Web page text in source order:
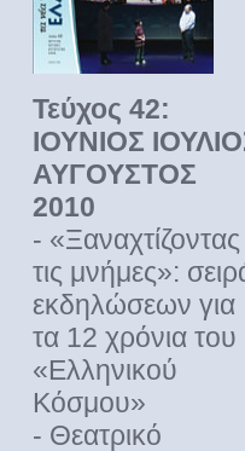
Τεύχος 42:
ΙΟΥΝΙΟΣ
ΑΥΓΟΥΣΤΟΣ
2010
- «Ξαναχτίζοντας
τις μνήμες»:
εκδηλώσεων για
τα 12 χρόνια του
«Ελληνικού
Κόσμου»
- Θεατρικό